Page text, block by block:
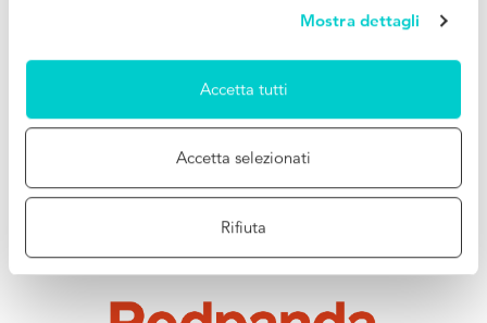
Mostra dettagli
Accetta tutti
Accetta selezionati
Rifiuta